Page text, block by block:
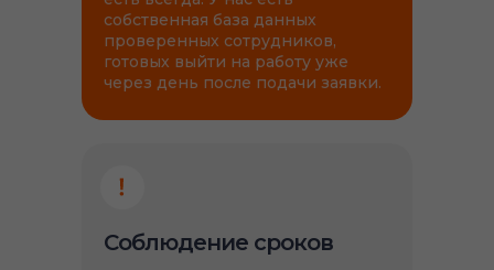
собственная база данных
проверенных сотрудников,
готовых выйти на работу уже
через день после подачи заявки.
Соблюдение сроков